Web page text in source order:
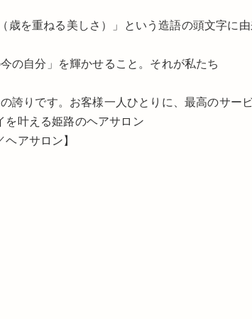
歳を重ねる美しさ）」という造語の頭文字に
の自分」を輝かせること。それが私たち
誇りです。お客様一人ひとりに、最高のサー
を叶える姫路のヘアサロン
アサロン】